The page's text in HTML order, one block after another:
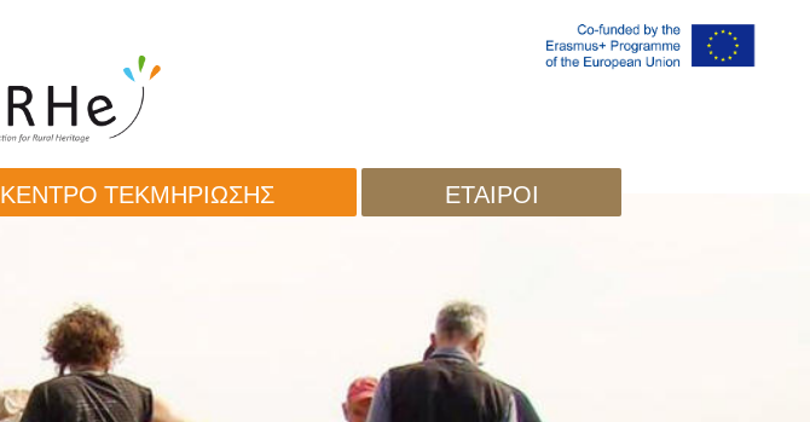
ΚΈΝΤΡΟ ΤΕΚΜΗΡΊΩΣΗΣ ΕΤΑΊΡΟΙ